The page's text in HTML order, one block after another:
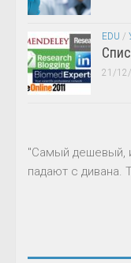
EDU /
21/
"Самый дешевый,
падают с дивана.